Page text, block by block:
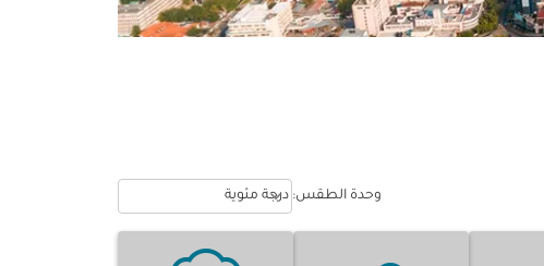
وحدة الطقس: Weather unit option درجة مئوية Selected
درجة مئوية
keyboard_arrow_down